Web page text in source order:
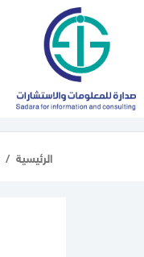
الرئيسية